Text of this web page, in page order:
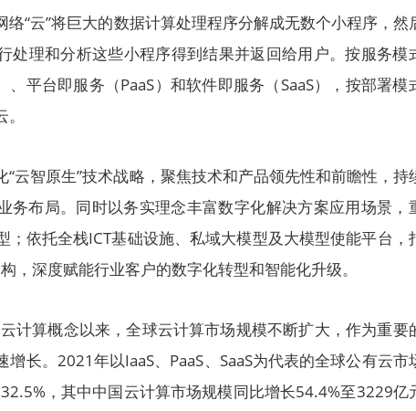
“云”将巨大的数据计算处理程序分解成无数个小程序，然
处理和分析这些小程序得到结果并返回给用户。按服务模
、平台即服务（PaaS）和软件即服务（SaaS），按部署模
云智原生”技术战略，聚焦技术和产品领先性和前瞻性，持
务布局。同时以务实理念丰富数字化解决方案应用场景，
；依托全栈ICT基础设施、私域大模型及大模型使能平台，
，深度赋能行业客户的数字化转型和智能化升级。
计算概念以来，全球云计算市场规模不断扩大，作为重要
长。2021年以IaaS、PaaS、SaaS为代表的全球公有云市
，其中中国云计算市场规模同比增长54.4%至3229亿